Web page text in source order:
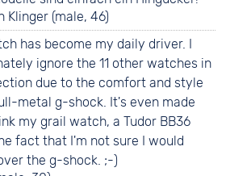
Klinger (male, 46)
has become my daily driver. I
ignore the 11 other watches in
due to the comfort and style
metal g-shock. It's even made
my grail watch, a Tudor BB36
fact that I'm not sure I would
the g-shock. ;-)